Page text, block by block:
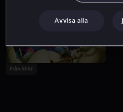
Från 55 kr
Avvisa alla